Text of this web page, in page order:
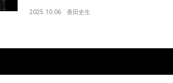
2025.10.06 香田史生